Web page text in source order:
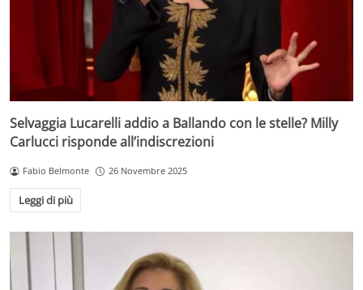
Selvaggia Lucarelli addio a Ballando con le stelle? Milly
Carlucci risponde all’indiscrezioni
Fabio Belmonte 26 Novembre 2025
Leggi di più